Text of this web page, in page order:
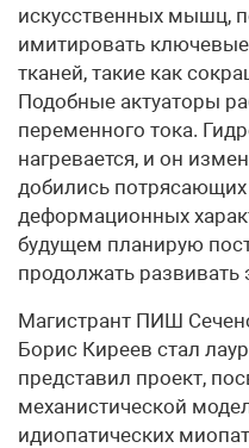
искусственных мышц,
имитировать
тканей, такие как
Подобные актуаторы
переменного тока.
нагревается, и он
добились потрясающих
деформационных
будущем планирую
продолжать развивать
Магистрант ПИШ
Борис Киреев стал
представил проект,
механистической
идиопатических